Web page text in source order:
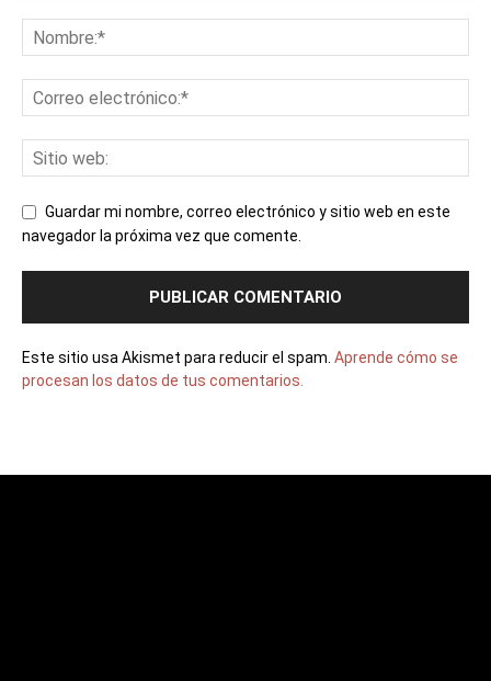
Guardar mi nombre, correo electrónico y sitio web en este
navegador la próxima vez que comente.
Este sitio usa Akismet para reducir el spam. Aprende cómo se
procesan los datos de tus comentarios.